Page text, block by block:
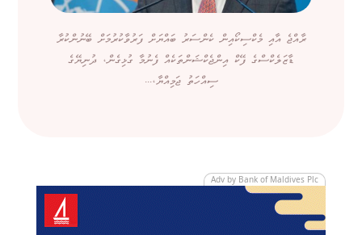
ރާއްޖެ އާއި މެކްސިކޯއިން ކެންސަރު ބައްޔަށް ފަރުވާކުރުމަށް ބޭނުންކުރާ
ޑާޒަލެކްސްގެ ފޭކް އިންޖެކްޝަންތަކެއް ފެނުމާ ގުޅިގެން، ދުނިޔޭގެ
ސިއްހަތު ޖަމިއްޔާ،...
Adv by Bank of Maldives Plc